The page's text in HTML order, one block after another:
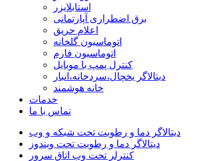
استابلایزر
برق اضطراری آپارتمانی
اعلام حریق
اتوماسیون گلخانه
اتوماسیون فارم
کنترل پمپ با موبایل
دیتالاگر یخچال،سردخانه،انبار
خانه هوشمند
خدمات
تماس با ما
دیتالاگر دما و رطوبت تحت شبکه و وب
دیتالاگر دما و رطوبت تحت ویندوز
کنترلر تحت وب اتاق سرور